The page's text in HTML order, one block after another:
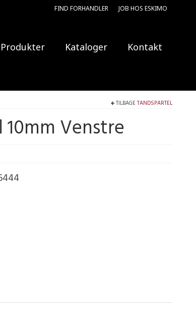
FIND FORHANDLER JOB HOS ESKIMO
Produkter Kataloger Kontakt
TILBAGETANDSPARTEL
Venstre